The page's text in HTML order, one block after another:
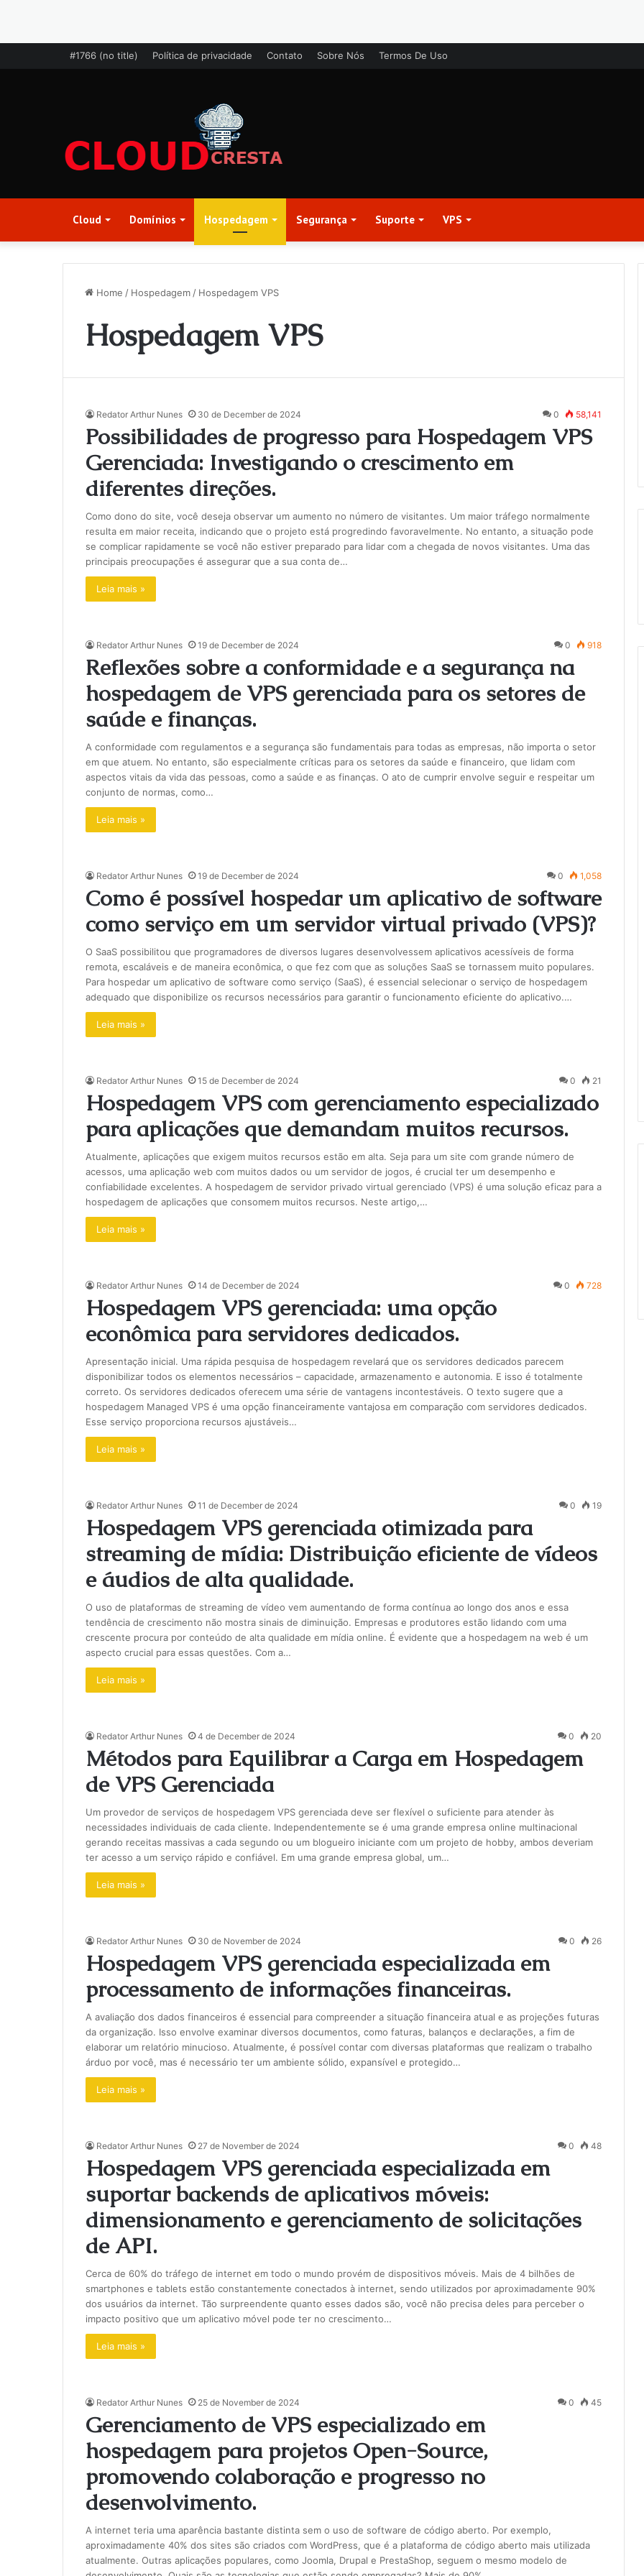
#1766 (no title) Política de privacidade Contato Sobre Nós Termos De Uso
Cloud Domínios Hospedagem Segurança Suporte VPS
Home / Hospedagem / Hospedagem VPS
Hospedagem VPS
Redator Arthur Nunes 30 de December de 2024 0 58,141
Possibilidades de progresso para Hospedagem VPS
Gerenciada: Investigando o crescimento em
diferentes direções.
Como dono do site, você deseja observar um aumento no número de visitantes. Um maior tráfego normalmente
resulta em maior receita, indicando que o projeto está progredindo favoravelmente. No entanto, a situação pode
se complicar rapidamente se você não estiver preparado para lidar com a chegada de novos visitantes. Uma das
principais preocupações é assegurar que a sua conta de…
Leia mais »
Redator Arthur Nunes 19 de December de 2024 0 918
Reflexões sobre a conformidade e a segurança na
hospedagem de VPS gerenciada para os setores de
saúde e finanças.
A conformidade com regulamentos e a segurança são fundamentais para todas as empresas, não importa o setor
em que atuem. No entanto, são especialmente críticas para os setores da saúde e financeiro, que lidam com
aspectos vitais da vida das pessoas, como a saúde e as finanças. O ato de cumprir envolve seguir e respeitar um
conjunto de normas, como…
Leia mais »
Redator Arthur Nunes 19 de December de 2024 0 1,058
Como é possível hospedar um aplicativo de software
como serviço em um servidor virtual privado (VPS)?
O SaaS possibilitou que programadores de diversos lugares desenvolvessem aplicativos acessíveis de forma
remota, escaláveis e de maneira econômica, o que fez com que as soluções SaaS se tornassem muito populares.
Para hospedar um aplicativo de software como serviço (SaaS), é essencial selecionar o serviço de hospedagem
adequado que disponibilize os recursos necessários para garantir o funcionamento eficiente do aplicativo.…
Leia mais »
Redator Arthur Nunes 15 de December de 2024 0 21
Hospedagem VPS com gerenciamento especializado
para aplicações que demandam muitos recursos.
Atualmente, aplicações que exigem muitos recursos estão em alta. Seja para um site com grande número de
acessos, uma aplicação web com muitos dados ou um servidor de jogos, é crucial ter um desempenho e
confiabilidade excelentes. A hospedagem de servidor privado virtual gerenciado (VPS) é uma solução eficaz para a
hospedagem de aplicações que consomem muitos recursos. Neste artigo,…
Leia mais »
Redator Arthur Nunes 14 de December de 2024 0 728
Hospedagem VPS gerenciada: uma opção
econômica para servidores dedicados.
Apresentação inicial. Uma rápida pesquisa de hospedagem revelará que os servidores dedicados parecem
disponibilizar todos os elementos necessários – capacidade, armazenamento e autonomia. E isso é totalmente
correto. Os servidores dedicados oferecem uma série de vantagens incontestáveis. O texto sugere que a
hospedagem Managed VPS é uma opção financeiramente vantajosa em comparação com servidores dedicados.
Esse serviço proporciona recursos ajustáveis…
Leia mais »
Redator Arthur Nunes 11 de December de 2024 0 19
Hospedagem VPS gerenciada otimizada para
streaming de mídia: Distribuição eficiente de vídeos
e áudios de alta qualidade.
O uso de plataformas de streaming de vídeo vem aumentando de forma contínua ao longo dos anos e essa
tendência de crescimento não mostra sinais de diminuição. Empresas e produtores estão lidando com uma
crescente procura por conteúdo de alta qualidade em mídia online. É evidente que a hospedagem na web é um
aspecto crucial para essas questões. Com a…
Leia mais »
Redator Arthur Nunes 4 de December de 2024 0 20
Métodos para Equilibrar a Carga em Hospedagem
de VPS Gerenciada
Um provedor de serviços de hospedagem VPS gerenciada deve ser flexível o suficiente para atender às
necessidades individuais de cada cliente. Independentemente se é uma grande empresa online multinacional
gerando receitas massivas a cada segundo ou um blogueiro iniciante com um projeto de hobby, ambos deveriam
ter acesso a um serviço rápido e confiável. Em uma grande empresa global, um…
Leia mais »
Redator Arthur Nunes 30 de November de 2024 0 26
Hospedagem VPS gerenciada especializada em
processamento de informações financeiras.
A avaliação dos dados financeiros é essencial para compreender a situação financeira atual e as projeções futuras
da organização. Isso envolve examinar diversos documentos, como faturas, balanços e declarações, a fim de
elaborar um relatório minucioso. Atualmente, é possível contar com diversas plataformas que realizam o trabalho
árduo por você, mas é necessário ter um ambiente sólido, expansível e protegido…
Leia mais »
Redator Arthur Nunes 27 de November de 2024 0 48
Hospedagem VPS gerenciada especializada em
suportar backends de aplicativos móveis:
dimensionamento e gerenciamento de solicitações
de API.
Cerca de 60% do tráfego de internet em todo o mundo provém de dispositivos móveis. Mais de 4 bilhões de
smartphones e tablets estão constantemente conectados à internet, sendo utilizados por aproximadamente 90%
dos usuários da internet. Tão surpreendente quanto esses dados são, você não precisa deles para perceber o
impacto positivo que um aplicativo móvel pode ter no crescimento…
Leia mais »
Redator Arthur Nunes 25 de November de 2024 0 45
Gerenciamento de VPS especializado em
hospedagem para projetos Open-Source,
promovendo colaboração e progresso no
desenvolvimento.
A internet teria uma aparência bastante distinta sem o uso de software de código aberto. Por exemplo,
aproximadamente 40% dos sites são criados com WordPress, que é a plataforma de código aberto mais utilizada
atualmente. Outras aplicações populares, como Joomla, Drupal e PrestaShop, seguem o mesmo modelo de